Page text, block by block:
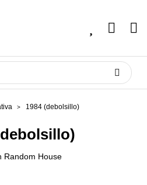
1984 (debolsillo)
Random House